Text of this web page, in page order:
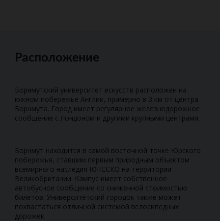
Расположение
Борнмутский университет искусств расположен на
южном побережье Англии, примерно в 3 км от центра
Борнмута. Город имеет регулярное железнодорожное
сообщение с Лондоном и другими крупными центрами.
Борнмут находится в самой восточной точке Юрского
побережья, ставшим первым природным объектом
всемирного наследия ЮНЕСКО на территории
Великобритании. Кампус имеет собственное
автобусное сообщение со сниженной стоимостью
билетов. Университетский городок также может
похвастаться отличной системой велосипедных
дорожек.